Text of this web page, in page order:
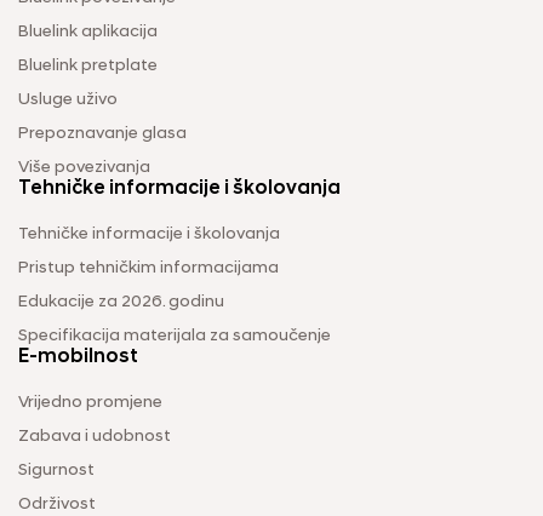
Bluelink aplikacija
Bluelink pretplate
Usluge uživo
Prepoznavanje glasa
Više povezivanja
Tehničke informacije i školovanja
Tehničke informacije i školovanja
Pristup tehničkim informacijama
Edukacije za 2026. godinu
Specifikacija materijala za samoučenje
E-mobilnost
Vrijedno promjene
Zabava i udobnost
Sigurnost
Održivost